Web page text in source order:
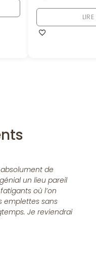
de
un lieu pareil
où l’on
emplettes sans
Je reviendrai